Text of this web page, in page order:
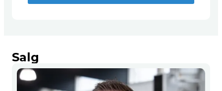
Salg